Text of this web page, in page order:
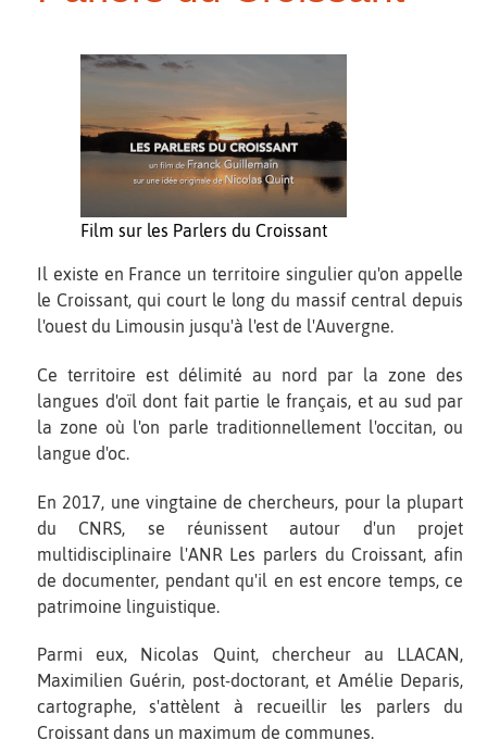
Film sur les Parlers du Croissant
Il existe en France un territoire singulier qu'on appelle
le Croissant, qui court le long du massif central depuis
l'ouest du Limousin jusqu'à l'est de l'Auvergne.
Ce territoire est délimité au nord par la zone des
langues d'oïl dont fait partie le français, et au sud par
la zone où l'on parle traditionnellement l'occitan, ou
langue d'oc.
En 2017, une vingtaine de chercheurs, pour la plupart
du CNRS, se réunissent autour d'un projet
multidisciplinaire l'ANR Les parlers du Croissant, afin
de documenter, pendant qu'il en est encore temps, ce
patrimoine linguistique.
Parmi eux, Nicolas Quint, chercheur au LLACAN,
Maximilien Guérin, post-doctorant, et Amélie Deparis,
cartographe, s'attèlent à recueillir les parlers du
Croissant dans un maximum de communes.